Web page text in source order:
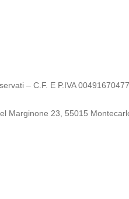
– C.F. E P.IVA 00491670477
Marginone 23, 55015